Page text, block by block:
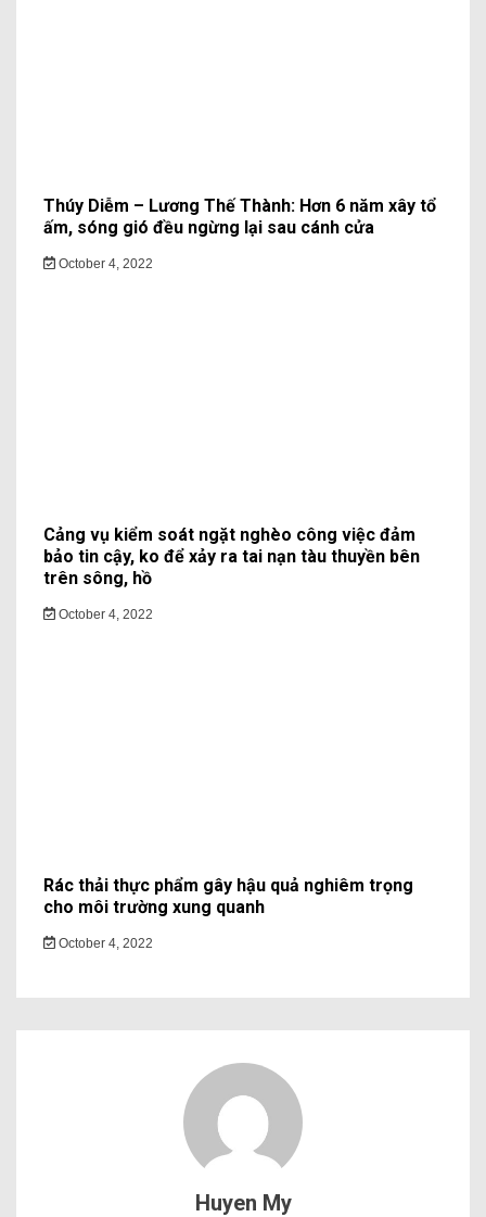
Thúy Diễm – Lương Thế Thành: Hơn 6 năm xây tổ
ấm, sóng gió đều ngừng lại sau cánh cửa
October 4, 2022
Cảng vụ kiểm soát ngặt nghèo công việc đảm
bảo tin cậy, ko để xảy ra tai nạn tàu thuyền bên
trên sông, hồ
October 4, 2022
Rác thải thực phẩm gây hậu quả nghiêm trọng
cho môi trường xung quanh
October 4, 2022
Huyen My